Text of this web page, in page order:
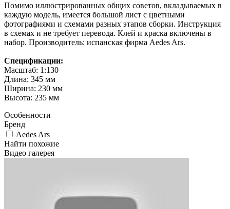
Помимо иллюстрированных общих советов, вкладываемых в
каждую модель, имеется большой лист с цветными
фотографиями и схемами разных этапов сборки. Инструкция
в схемах и не требует перевода. Клей и краска включены в
набор. Производитель: испанская фирма Aedes Ars.
Спецификации:
Масштаб: 1:130
Длина: 345 мм
Ширина: 230 мм
Высота: 235 мм
Особенности
Бренд
Aedes Ars
Найти похожие
Видео галерея